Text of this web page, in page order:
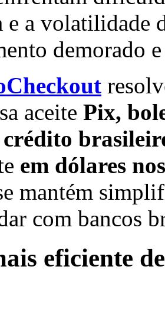
e a volatilidade
demorado
aceite Pix,
em dólares
mantém
com bancos
eficiente